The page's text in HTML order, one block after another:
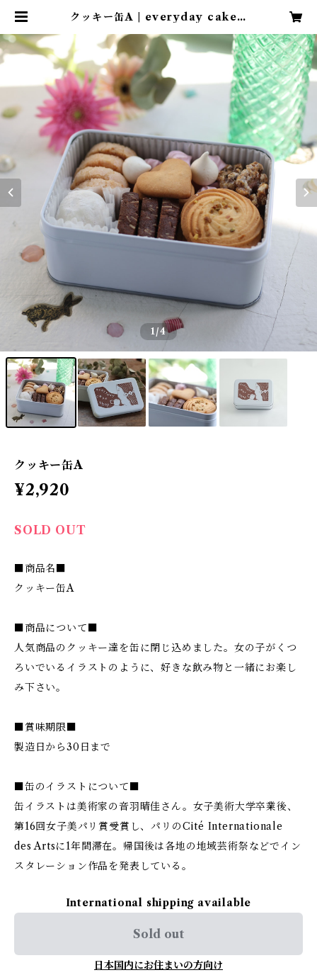
クッキー缶A | everyday cake s
1/4
クッキー缶A
¥2,920
SOLD OUT
■商品名■
クッキー缶A
■商品について■
人気商品のクッキー達を缶に閉じ込めました。女の子がくつ
ろいでいるイラストのように、好きな飲み物と一緒にお楽し
み下さい。
■賞味期限■
製造日から30日まで
■缶のイラストについて■
缶イラストは美術家の音羽晴佳さん。女子美術大学卒業後、
第16回女子美パリ賞受賞し、パリのCité Internationale
des Artsに1年間滞在。帰国後は各地の地域芸術祭などでイン
スタレーション作品を発表している。
International shipping available
Sold out
日本国内にお住まいの方向け